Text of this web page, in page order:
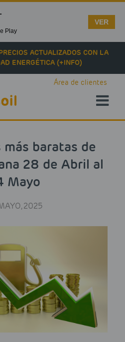
ACTUALIZADOS CON LA
ENERGÉTICA (+INFO)
Área de clientes
más baratas de
28 de Abril al
Mayo
2025
Play
VER